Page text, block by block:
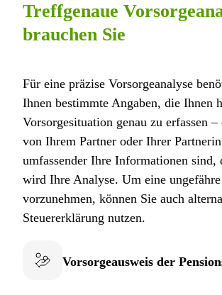
Treffgenaue
brauchen Sie
Für eine präzise Vorsorgeanalyse
Ihnen bestimmte Angaben, die Ihnen
Vorsorgesituation genau zu erfassen
von Ihrem Partner oder Ihrer
umfassender Ihre Informationen sind,
wird Ihre Analyse. Um eine
vorzunehmen, können Sie auch
Steuererklärung nutzen.
Vorsorgeausweis der